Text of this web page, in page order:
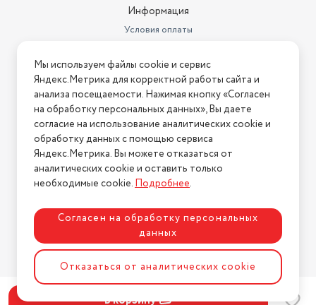
В корзину
Информация
Условия оплаты
Условия возврата
Нашли ошибку на сайте? Напишите нам
2026 © Интернет-магазин "АстМаркет". У нас есть всё!
Политика конфиденциальности
Разработка сайтаASTDESIGN
Мы используем файлы cookie и сервис
Яндекс.Метрика для корректной работы сайта и
анализа посещаемости. Нажимая кнопку «Согласен
на обработку персональных данных», Вы даете
согласие на использование аналитических cookie и
обработку данных с помощью сервиса
Яндекс.Метрика. Вы можете отказаться от
аналитических cookie и оставить только
необходимые cookie.Подробнее.
Согласен на обработку персональных
данных
Отказаться от аналитических cookie